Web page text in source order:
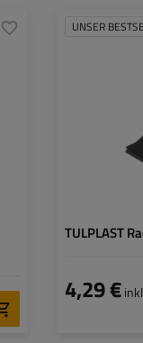
UNSER
TULPLAST
4,29 €